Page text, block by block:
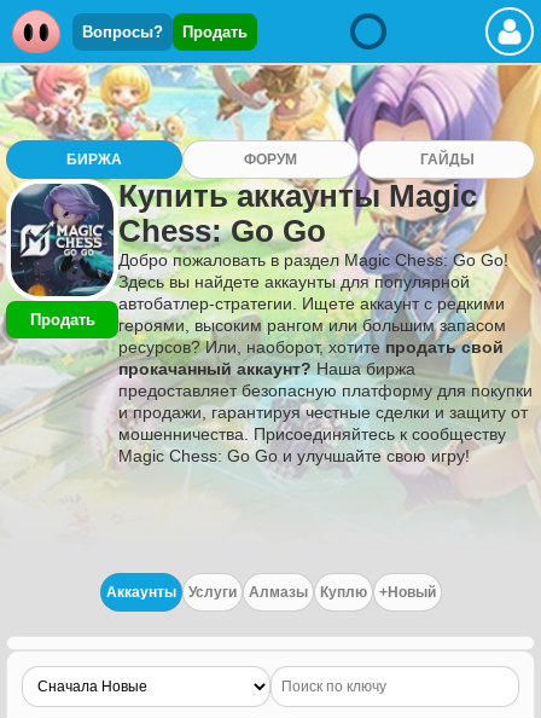
Вопросы? Продать
БИРЖА ФОРУМ ГАЙДЫ
Продать
Купить аккаунты Magic
Chess: Go Go
Добро пожаловать в раздел Magic Chess: Go Go!
Здесь вы найдете аккаунты для популярной
автобатлер-стратегии. Ищете аккаунт с редкими
героями, высоким рангом или большим запасом
ресурсов? Или, наоборот, хотите продать свой
прокачанный аккаунт? Наша биржа
предоставляет безопасную платформу для покупки
и продажи, гарантируя честные сделки и защиту от
мошенничества. Присоединяйтесь к сообществу
Magic Chess: Go Go и улучшайте свою игру!
Аккаунты Услуги Алмазы Куплю +Новый